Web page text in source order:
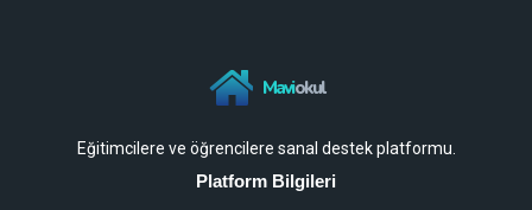
Maviokul
Eğitimcilere ve öğrencilere sanal destek platformu.
Platform Bilgileri